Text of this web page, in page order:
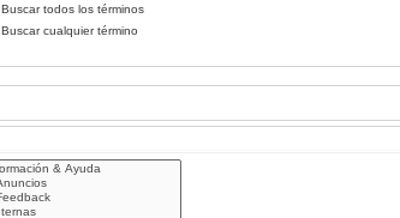
Buscar todos los términos
Buscar cualquier término